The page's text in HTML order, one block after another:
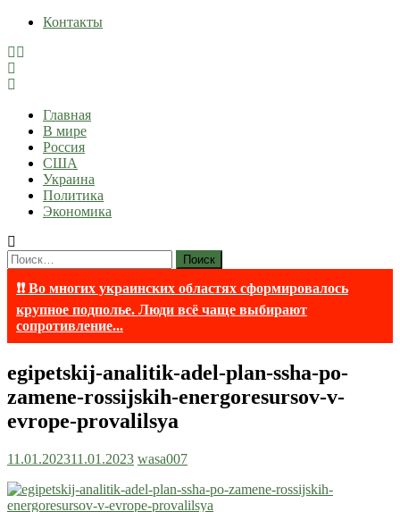
contentКонтакты
lentaruss
lentaruss — Новости
Главная
В мире
Россия
США
Украина
Политика
Экономика
Найти:
❗❗ Во многих украинских областях сформировалось
крупное подполье. Люди всё чаще выбирают
сопротивление...
egipetskij-analitik-adel-plan-ssha-po-
zamene-rossijskih-energoresursov-v-
evrope-provalilsya
11.01.202311.01.2023 wasa007